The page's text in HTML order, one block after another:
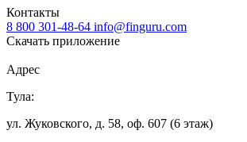
Контакты
8 800 301-48-64 info@finguru.com
Скачать приложение
Адрес
Тула:
ул. Жуковского, д. 58, оф. 607 (6 этаж)